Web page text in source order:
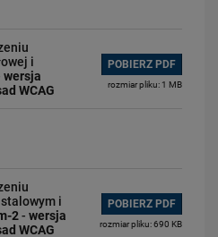
i
wersja
WCAG
POBIERZ PDF
rozmiar pliku: 1 MB
i
2- wersja
WCAG
POBIERZ PDF
rozmiar pliku: 690 KB